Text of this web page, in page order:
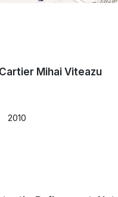
Mihai Viteazu
2010